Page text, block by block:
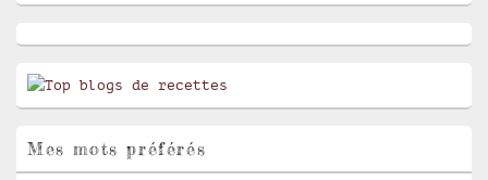
Mes mots préférés